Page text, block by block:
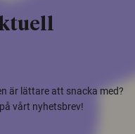
är lättare att snacka med?
vårt nyhetsbrev!